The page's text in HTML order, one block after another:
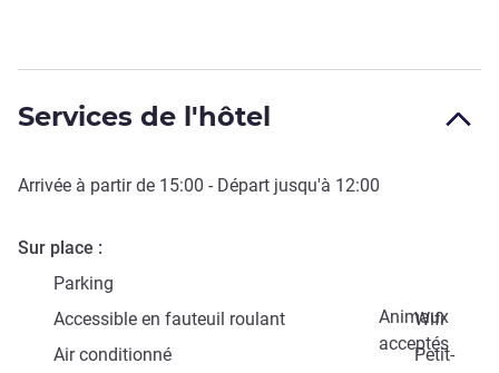
Services de l'hôtel
Arrivée à partir de 15:00 - Départ jusqu'à 12:00
Sur place
Parking
Animaux
acceptés
Accessible en fauteuil roulant
Wifi
Air conditionné
Petit-